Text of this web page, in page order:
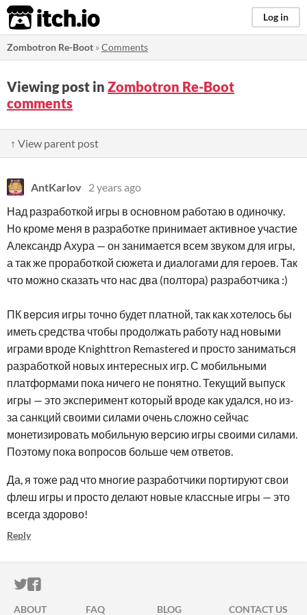
itch.io Log in
Zombotron Re-Boot »Comments
Viewing post in Zombotron Re-Boot
comments
↑ View parent post
AntKarlov 2 years ago
Над разработкой игры в основном работаю в одиночку.
Но кроме меня в разработке принимает активное участие
Александр Ахура — он занимается всем звуком для игры,
а так же проработкой сюжета и диалогами для героев. Так
что можно сказать что нас два (полтора) разработчика :)
ПК версия игры точно будет платной, так как хотелось бы
иметь средства чтобы продолжать работу над новыми
играми вроде Knighttron Remastered и просто заниматься
разработкой новых интересных игр. С мобильными
платформами пока ничего не понятно. Текущий выпуск
игры — это эксперимент который вроде как удался, но из-
за санкций своими силами очень сложно сейчас
монетизировать мобильную версию игры своими силами.
Поэтому пока вопросов больше чем ответов.
Да, я тоже рад что многие разработчики портируют свои
флеш игры и просто делают новые классные игры — это
всегда здорово!
Reply
ITCH.IO ON TWITTER
ITCH.IO ON FACEBOOK
ABOUT FAQ BLOG CONTACT US